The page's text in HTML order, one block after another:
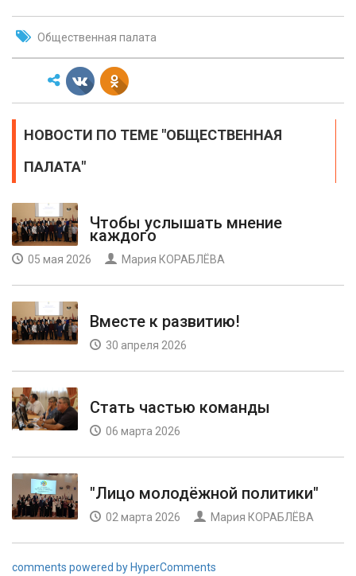
Общественная палата
НОВОСТИ ПО ТЕМЕ "ОБЩЕСТВЕННАЯ
ПАЛАТА"
Чтобы услышать мнение
каждого
05 мая 2026 Мария КОРАБЛЁВА
Вместе к развитию!
30 апреля 2026
Стать частью команды
06 марта 2026
"Лицо молодёжной политики"
02 марта 2026 Мария КОРАБЛЁВА
comments powered by HyperComments